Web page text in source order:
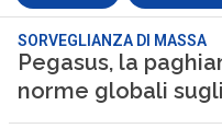
SORVEGLIANZA DI MASSA
Pegasus, la
norme globali